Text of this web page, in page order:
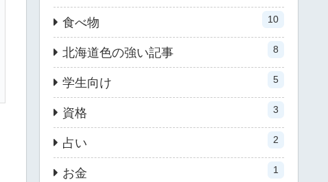
食べ物 10
北海道色の強い記事 8
学生向け 5
資格 3
占い 2
お金 1